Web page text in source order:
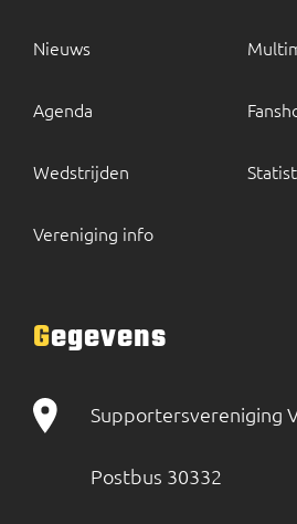
Nieuws
Agenda
Wedstrijden
Vereniging info
Gegevens
Supportersvereniging
Postbus 30332